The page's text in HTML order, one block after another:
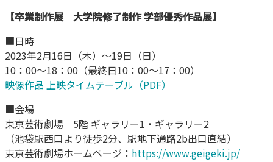
【卒業制作展 大学院修了制作 学部優秀作品展】
■日時
2023年2月16日（木）～19日（日）
10：00～18：00（最終日10：00～17：00）
映像作品 上映タイムテーブル（PDF）
■会場
東京芸術劇場 5階 ギャラリー1・ギャラリー2
（池袋駅西口より徒歩2分、駅地下通路2b出口直結）
東京芸術劇場ホームページ： https://www.geigeki.jp/